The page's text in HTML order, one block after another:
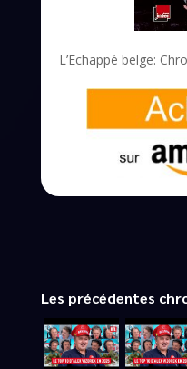
L’Echappé belge:
Les précédentes